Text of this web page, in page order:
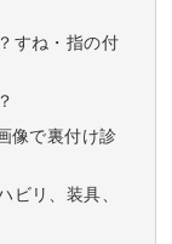
すね・指の付
像で裏付け診
ビリ、装具、